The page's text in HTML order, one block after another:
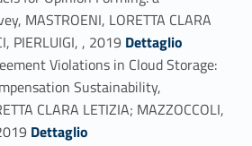
MASTROENI, LORETTA CLARA
PIERLUIGI, , 2019 Link identifier #identifier_person_160756-26
Dettaglio
Violations in Cloud Storage:
Sustainability,
CLARA LETIZIA; MAZZOCCOLI,
Link identifier #identifier_person_112536-27
Dettaglio